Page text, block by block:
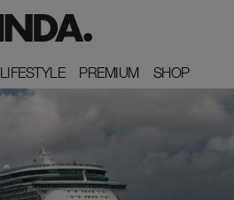
LIFESTYLE
LIFESTYLE PREMIUM
PREMIUM SHOP
SHOP